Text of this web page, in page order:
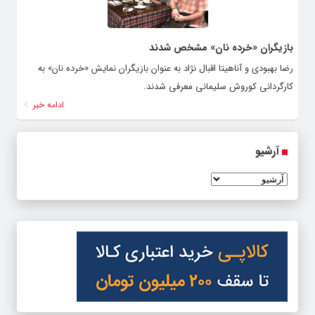
بازیگران «خرده نان» مشخص شدند
رضا بهبودی و آناهیتا اقبال نژاد به عنوان بازیگران نمایش «خرده نان» به
کارگردانی کوروش سلیمانی معرفی شدند.
ادامه خبر
آرشیو